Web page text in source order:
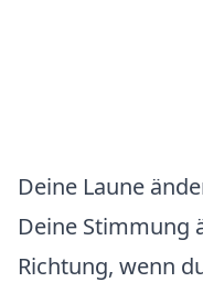
Deine Laune
Deine Stimmung
Richtung, wenn